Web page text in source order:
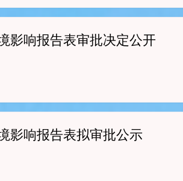
影响报告表审批决定公开
影响报告表拟审批公示